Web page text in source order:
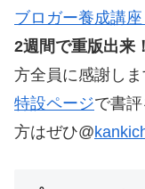
ブロガー養成講
2週間で重版出来
方全員に感謝しま
特設ページで書
方はぜひ@